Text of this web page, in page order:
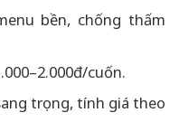
bền, chống thấm
cuốn.
trọng, tính giá theo